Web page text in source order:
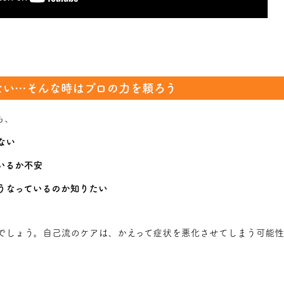
い…そんな時はプロの力を頼ろう
い
るか不安
なっているのか知りたい
しょう。自己流のケアは、かえって症状を悪化させてしまう可能性